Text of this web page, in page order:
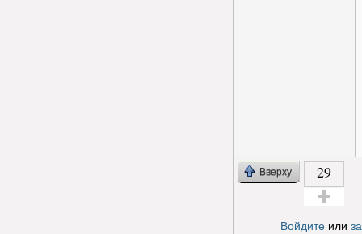
Вверху 29
Войдитеили